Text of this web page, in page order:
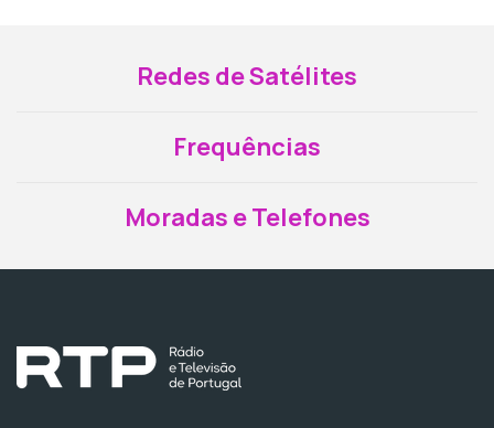
Redes de Satélites
Frequências
Moradas e Telefones